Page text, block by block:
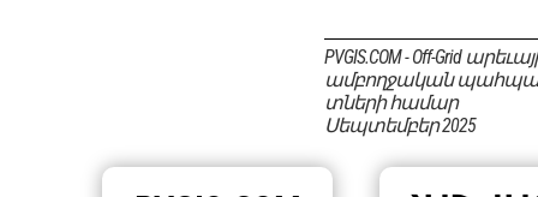
PVGIS.COM - Off-Grid
ամբողջական
տների համար
Սեպտեմբեր 2025